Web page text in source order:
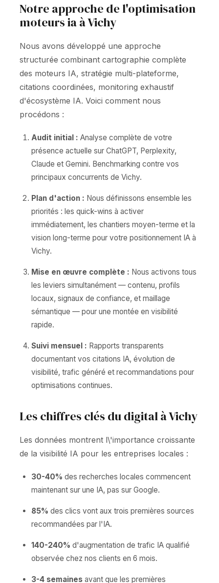
Notre approche de l'optimisation
moteurs ia à Vichy
Nous avons développé une approche
structurée combinant cartographie complète
des moteurs IA, stratégie multi-plateforme,
citations coordinées, monitoring exhaustif
d'écosystème IA. Voici comment nous
procédons :
Audit initial : Analyse complète de votre
présence actuelle sur ChatGPT, Perplexity,
Claude et Gemini. Benchmarking contre vos
principaux concurrents de Vichy.
Plan d'action : Nous définissons ensemble les
priorités : les quick-wins à activer
immédiatement, les chantiers moyen-terme et la
vision long-terme pour votre positionnement IA à
Vichy.
Mise en œuvre complète : Nous activons tous
les leviers simultanément — contenu, profils
locaux, signaux de confiance, et maillage
sémantique — pour une montée en visibilité
rapide.
Suivi mensuel : Rapports transparents
documentant vos citations IA, évolution de
visibilité, trafic généré et recommandations pour
optimisations continues.
Les chiffres clés du digital à Vichy
Les données montrent l\'importance croissante
de la visibilité IA pour les entreprises locales :
30-40% des recherches locales commencent
maintenant sur une IA, pas sur Google.
85% des clics vont aux trois premières sources
recommandées par l'IA.
140-240% d'augmentation de trafic IA qualifié
observée chez nos clients en 6 mois.
3-4 semaines avant que les premières